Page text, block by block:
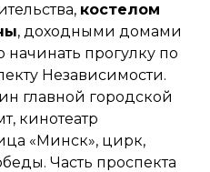
костелом
, доходными домами
начинать прогулку по
Независимости.
главной городской
кинотеатр
«Минск», цирк,
Часть проспекта